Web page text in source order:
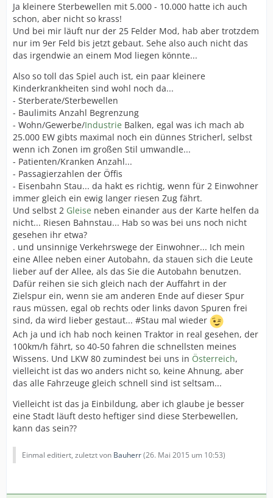
Ja kleinere Sterbewellen mit 5.000 - 10.000 hatte ich auch
schon, aber nicht so krass!
Und bei mir läuft nur der 25 Felder Mod, hab aber trotzdem
nur im 9er Feld bis jetzt gebaut. Sehe also auch nicht das
das irgendwie an einem Mod liegen könnte...
Also so toll das Spiel auch ist, ein paar kleinere
Kinderkrankheiten sind wohl noch da...
- Sterberate/Sterbewellen
- Baulimits Anzahl Begrenzung
- Wohn/Gewerbe/Industrie Balken, egal was ich mach ab
25.000 EW gibts maximal noch ein dünnes Stricherl, selbst
wenn ich Zonen im großen Stil umwandle...
- Patienten/Kranken Anzahl...
- Passagierzahlen der Öffis
- Eisenbahn Stau... da hakt es richtig, wenn für 2 Einwohner
immer gleich ein ewig langer riesen Zug fährt.
Und selbst 2 Gleise neben einander aus der Karte helfen da
nicht... Riesen Bahnstau... Hab so was bei uns noch nicht
gesehen ihr etwa?
. und unsinnige Verkehrswege der Einwohner... Ich mein
eine Allee neben einer Autobahn, da stauen sich die Leute
lieber auf der Allee, als das Sie die Autobahn benutzen.
Dafür reihen sie sich gleich nach der Auffahrt in der
Zielspur ein, wenn sie am anderen Ende auf dieser Spur
raus müssen, egal ob rechts oder links davon Spuren frei
sind, da wird lieber gestaut... #Stau mal wieder
Ach ja und ich hab noch keinen Traktor in real gesehen, der
100km/h fährt, so 40-50 fahren die schnellsten meines
Wissens. Und LKW 80 zumindest bei uns in Österreich,
vielleicht ist das wo anders nicht so, keine Ahnung, aber
das alle Fahrzeuge gleich schnell sind ist seltsam...
Vielleicht ist das ja Einbildung, aber ich glaube je besser
eine Stadt läuft desto heftiger sind diese Sterbewellen,
kann das sein??
Einmal editiert, zuletzt von Bauherr(26. Mai 2015 um 10:53)